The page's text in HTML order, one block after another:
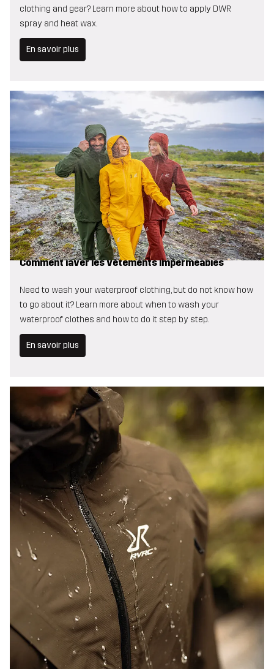
clothing and gear? Learn more about how to apply DWR
spray and heat wax.
En savoir plus
Comment laver les vêtements imperméables
Need to wash your waterproof clothing, but do not know how
to go about it? Learn more about when to wash your
waterproof clothes and how to do it step by step.
En savoir plus
Qu'est-ce que la technologie DWR (Durable Water
Repellent) ?
Un traitement déperlant durable, ou DWR en abrégé,
correspond à un traitement par pulvérisation ou par lavage
appliqué à l'extérieur des vêtements et équipements de plein
air pour les rendre plus résistants à l'eau.
En savoir plus